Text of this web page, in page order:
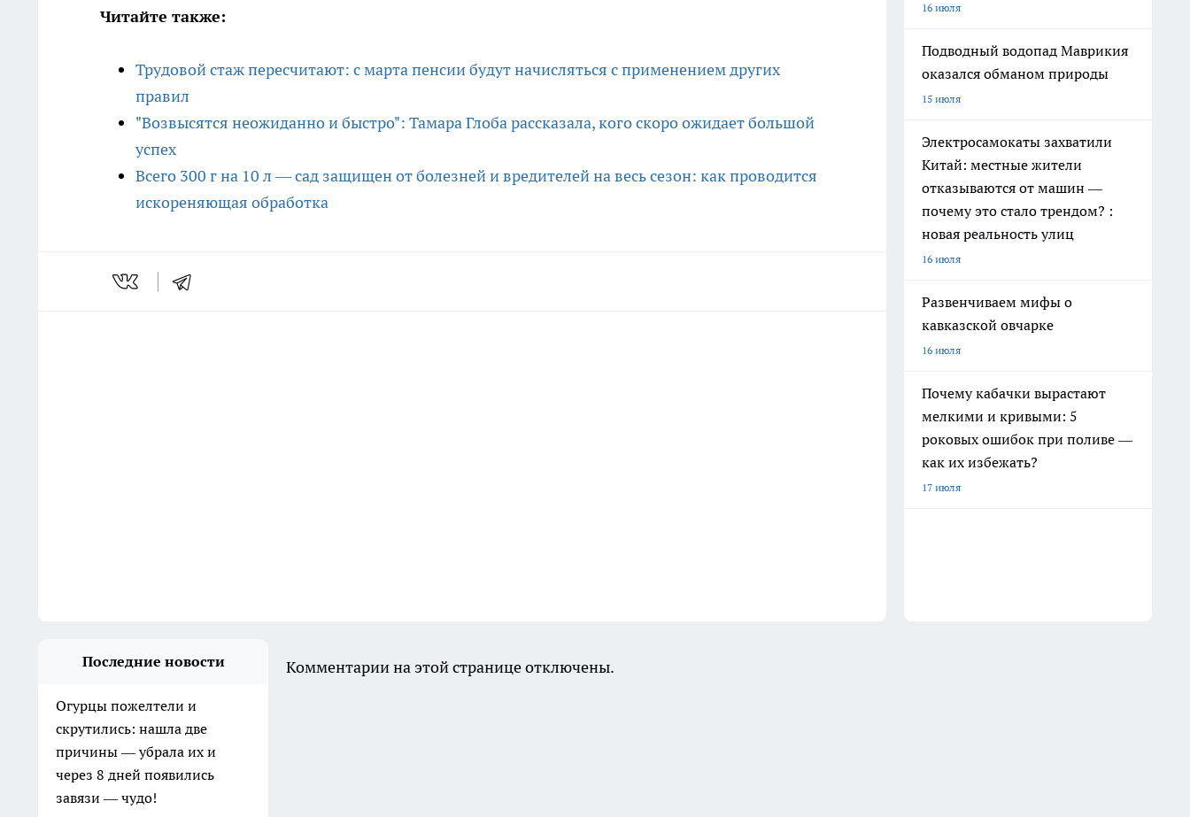
Читайте также:
Трудовой стаж пересчитают: с марта пенсии будут начисляться с применением других
правил
"Возвысятся неожиданно и быстро": Тамара Глоба рассказала, кого скоро ожидает большой
успех
Всего 300 г на 10 л — сад защищен от болезней и вредителей на весь сезон: как проводится
искореняющая обработка
16 июля
Подводный водопад Маврикия
оказался обманом природы
15 июля
Электросамокаты захватили
Китай: местные жители
отказываются от машин —
почему это стало трендом? :
новая реальность улиц
16 июля
Развенчиваем мифы о
кавказской овчарке
16 июля
Почему кабачки вырастают
мелкими и кривыми: 5
роковых ошибок при поливе —
как их избежать?
17 июля
Последние новости
Огурцы пожелтели и
скрутились: нашла две
причины — убрала их и
через 8 дней появились
завязи — чудо!
Комментарии на этой странице отключены.